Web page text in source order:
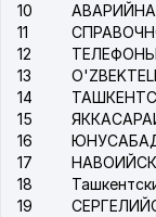
10
11
12
13
14
15
16
17
18
19